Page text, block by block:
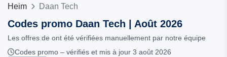
Heim Daan Tech
Codes promo Daan Tech | Août 2026
Les offres de ont été vérifiées manuellement par notre équipe
Codes promo – vérifiés et mis à jour 3 août 2026